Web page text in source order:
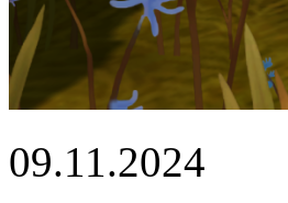
09.11.2024